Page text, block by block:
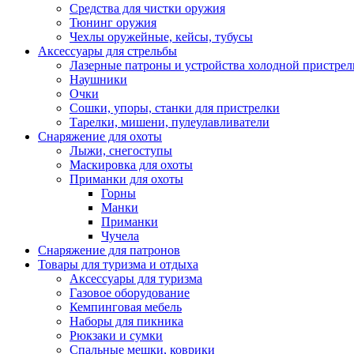
Средства для чистки оружия
Тюнинг оружия
Чехлы оружейные, кейсы, тубусы
Аксессуары для стрельбы
Лазерные патроны и устройства холодной
Наушники
Очки
Сошки, упоры, станки для пристрелки
Тарелки, мишени, пулеулавливатели
Снаряжение для охоты
Лыжи, снегоступы
Маскировка для охоты
Приманки для охоты
Горны
Манки
Приманки
Чучела
Снаряжение для патронов
Товары для туризма и отдыха
Аксессуары для туризма
Газовое оборудование
Кемпинговая мебель
Наборы для пикника
Рюкзаки и сумки
Спальные мешки, коврики